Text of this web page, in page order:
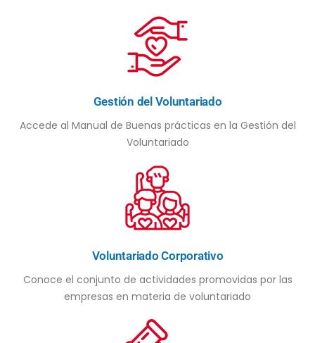
Gestión del Voluntariado
Accede al Manual de Buenas prácticas en la Gestión del
Voluntariado
Voluntariado Corporativo
Conoce el conjunto de actividades promovidas por las
empresas en materia de voluntariado